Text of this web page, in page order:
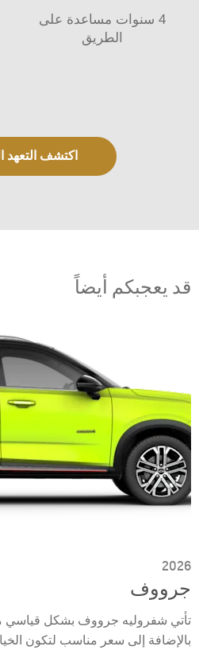
4 سنوات مساعدة على
الطريق
اكتشف التعهد
قد يعجبكم أيضاً
2026
جرووف
تأتي شفروليه جرووف بشكل قياسي
بالإضافة إلى سعر مناسب لتكون